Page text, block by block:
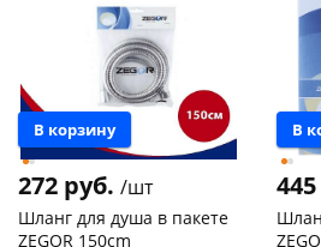
В корзину
272 руб. /шт
Шланг для душа в пакете
ZEGOR 150cm
В